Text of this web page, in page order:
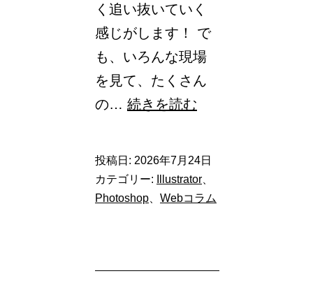
方
を
解
説！
く追い抜いていく
感じがします！ で
も、いろんな現場
を見て、たくさん
の… 続きを読む
時
代
ば
投稿日: 2026年7月24日
カテゴリー:
Illustrator
Photoshop
Webコラム